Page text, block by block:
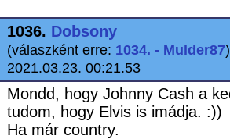
1036. Dobsony
(válaszként erre: 1034. - Mulder87)
2021.03.23. 00:21.53
Mondd, hogy Johnny Cash a
tudom, hogy Elvis is imádja. :))
Ha már country.